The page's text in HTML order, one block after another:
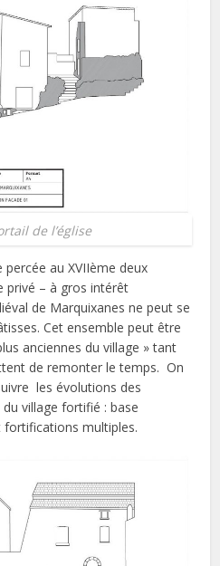
de l’église
au XVIIème deux
privé – à gros intérêt
de Marquixanes ne peut se
Cet ensemble peut être
anciennes du village » tant
de remonter le temps. On
les évolutions des
village fortifié : base
multiples.